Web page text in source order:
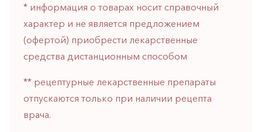
Урология
Ухо-
горло-
нос
Хирургия
Щитовидная
железа
* информация о товарах носит справочный
характер и не является предложением
(офертой) приобрести лекарственные
средства дистанционным способом
** рецептурные лекарственные препараты
отпускаются только при наличии рецепта
врача.